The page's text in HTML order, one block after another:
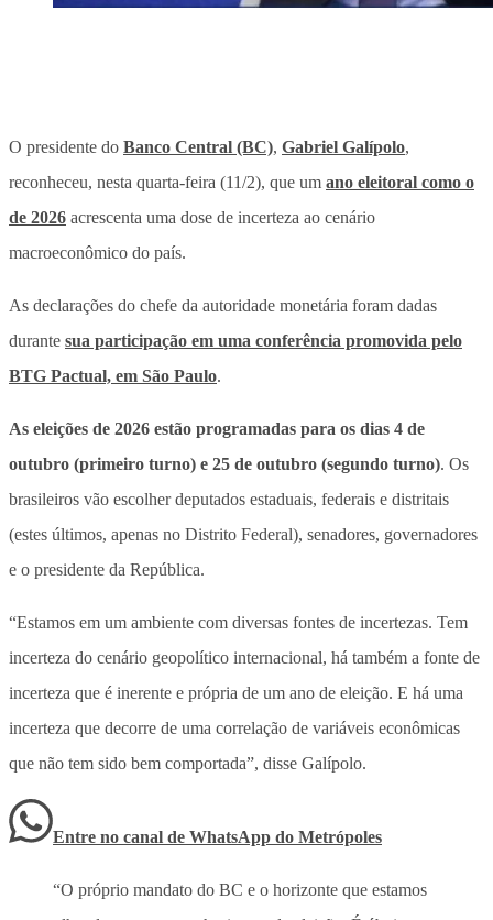
O presidente do Banco Central (BC), Gabriel Galípolo,
reconheceu, nesta quarta-feira (11/2), que um ano eleitoral como o
de 2026 acrescenta uma dose de incerteza ao cenário
macroeconômico do país.
As declarações do chefe da autoridade monetária foram dadas
durante sua participação em uma conferência promovida pelo
BTG Pactual, em São Paulo.
As eleições de 2026 estão programadas para os dias 4 de
outubro (primeiro turno) e 25 de outubro (segundo turno). Os
brasileiros vão escolher deputados estaduais, federais e distritais
(estes últimos, apenas no Distrito Federal), senadores, governadores
e o presidente da República.
“Estamos em um ambiente com diversas fontes de incertezas. Tem
incerteza do cenário geopolítico internacional, há também a fonte de
incerteza que é inerente e própria de um ano de eleição. E há uma
incerteza que decorre de uma correlação de variáveis econômicas
que não tem sido bem comportada”, disse Galípolo.
Entre no canal de WhatsApp do Metrópoles
“O próprio mandato do BC e o horizonte que estamos